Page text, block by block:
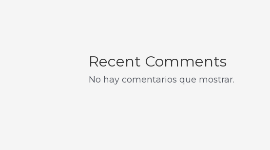
Recent Comments
No hay comentarios que mostrar.